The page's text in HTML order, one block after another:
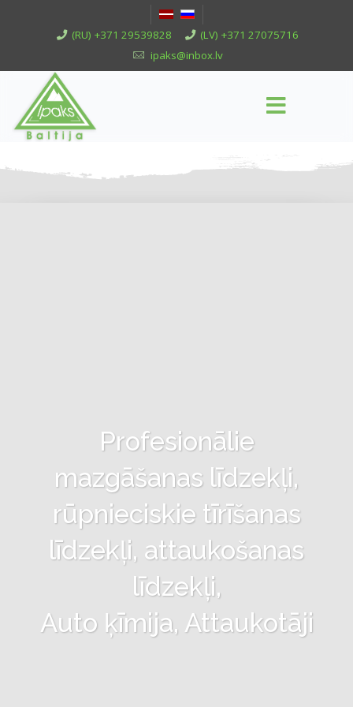
(RU) +371 29539828
(LV) +371 27075716
ipaks@inbox.lv
Profesionālie
mazgāšanas līdzekļi,
rūpnieciskie tīrīšanas
līdzekļi, attaukošanas
līdzekļi,
Auto ķīmija, Attaukotāji